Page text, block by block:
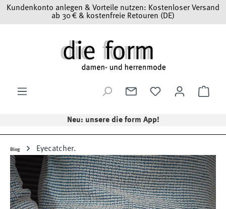
Zum Hauptinhalt springen
Kundenkonto anlegen & Vorteile nutzen: Kostenloser Versand
ab 30 € & kostenfreie Retouren (DE)
Neu: unsere die form App!
Blog Eyecatcher.